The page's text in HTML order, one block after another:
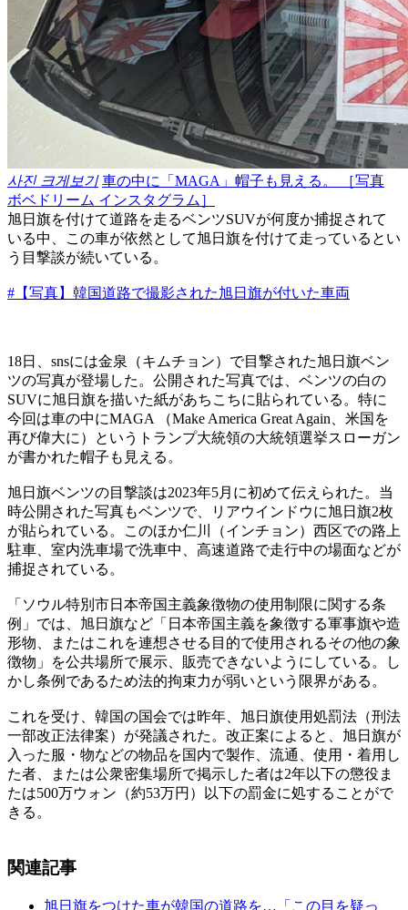
사진 크게보기 車の中に「MAGA」帽子も見える。 ［写真
ボベドリーム インスタグラム］
旭日旗を付けて道路を走るベンツSUVが何度か捕捉されて
いる中、この車が依然として旭日旗を付けて走っているとい
う目撃談が続いている。
#【写真】韓国道路で撮影された旭日旗が付いた車両
18日、snsには金泉（キムチョン）で目撃された旭日旗ベン
ツの写真が登場した。公開された写真では、ベンツの白の
SUVに旭日旗を描いた紙があちこちに貼られている。特に
今回は車の中にMAGA （Make America Great Again、米国を
再び偉大に）というトランプ大統領の大統領選挙スローガン
が書かれた帽子も見える。
旭日旗ベンツの目撃談は2023年5月に初めて伝えられた。当
時公開された写真もベンツで、リアウインドウに旭日旗2枚
が貼られている。このほか仁川（インチョン）西区での路上
駐車、室内洗車場で洗車中、高速道路で走行中の場面などが
捕捉されている。
「ソウル特別市日本帝国主義象徴物の使用制限に関する条
例」では、旭日旗など「日本帝国主義を象徴する軍事旗や造
形物、またはこれを連想させる目的で使用されるその他の象
徴物」を公共場所で展示、販売できないようにしている。し
かし条例であるため法的拘束力が弱いという限界がある。
これを受け、韓国の国会では昨年、旭日旗使用処罰法（刑法
一部改正法律案）が発議された。改正案によると、旭日旗が
入った服・物などの物品を国内で製作、流通、使用・着用し
た者、または公衆密集場所で掲示した者は2年以下の懲役ま
たは500万ウォン（約53万円）以下の罰金に処することがで
きる。
関連記事
旭日旗をつけた車が韓国の道路を…「この目を疑っ